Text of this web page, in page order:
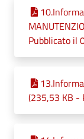
Pubblicato il
(235,53 KB